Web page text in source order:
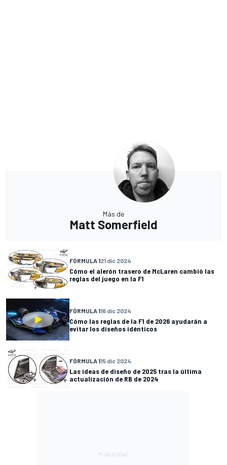
Más de
Matt Somerfield
FÓRMULA 121 dic 2024
Cómo el alerón trasero de McLaren cambió las
reglas del juego en la F1
FÓRMULA 116 dic 2024
Cómo las reglas de la F1 de 2026 ayudarán a
evitar los diseños idénticos
FÓRMULA 115 dic 2024
Las ideas de diseño de 2025 tras la última
actualización de RB de 2024